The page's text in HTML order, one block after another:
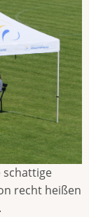
schattige
recht heißen